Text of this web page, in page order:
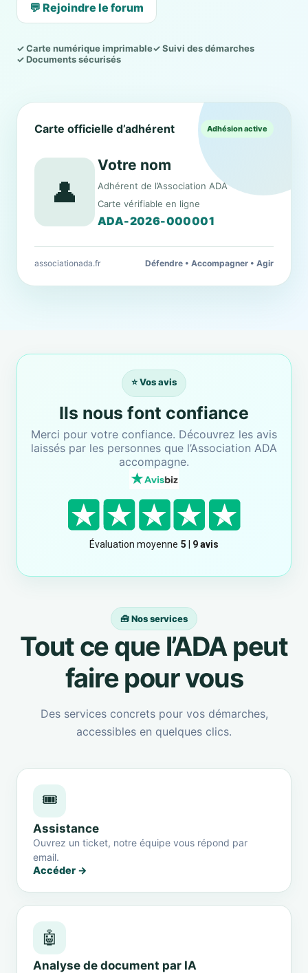
💬 Rejoindre le forum
✓ Carte numérique imprimable✓ Suivi des démarches
✓ Documents sécurisés
Carte officielle d’adhérent Adhésion active
👤
Votre nom
Adhérent de l’Association ADA
Carte vérifiable en ligne
ADA-2026-000001
associationada.fr Défendre • Accompagner • Agir
⭐ Vos avis
Ils nous font confiance
Merci pour votre confiance. Découvrez les avis
laissés par les personnes que l’Association ADA
accompagne.
🧰 Nos services
Tout ce que l’ADA peut
faire pour vous
Des services concrets pour vos démarches,
accessibles en quelques clics.
🎟️
Assistance
Ouvrez un ticket, notre équipe vous répond par
email.
Accéder →
🤖
Analyse de document par IA